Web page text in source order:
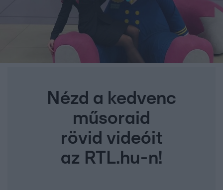
Nézd a kedvenc
műsoraid
rövid videóit
az RTL.hu-n!